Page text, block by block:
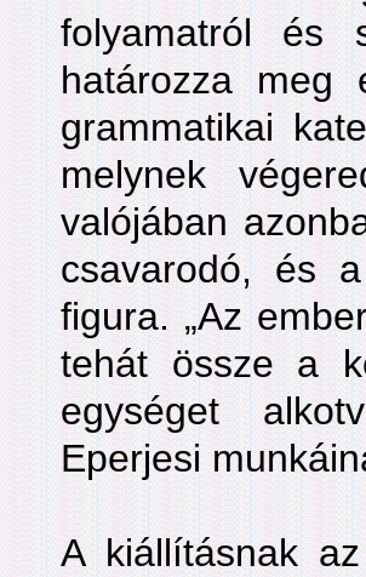
folyamatról és
határozza meg
grammatikai
melynek
valójában
csavarodó, és
figura. „Az
tehát össze a
egységet
Eperjesi
A kiállításnak